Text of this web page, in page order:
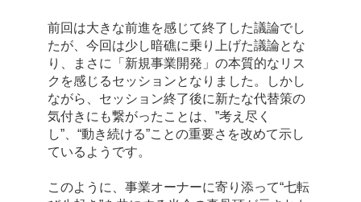
前回は大きな前進を感じて終了した議論でし
たが、今回は少し暗礁に乗り上げた議論とな
り、まさに「新規事業開発」の本質的なリス
クを感じるセッションとなりました。しかし
ながら、セッション終了後に新たな代替策の
気付きにも繋がったことは、”考え尽く
し”、“動き続ける”ことの重要さを改めて示し
ているようです。
このように、事業オーナーに寄り添って“七転